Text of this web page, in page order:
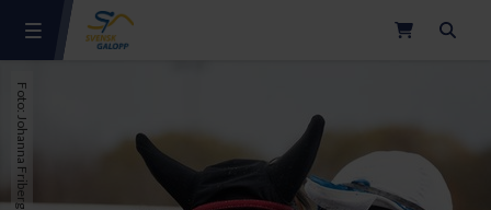
Foto: Johanna Friberg